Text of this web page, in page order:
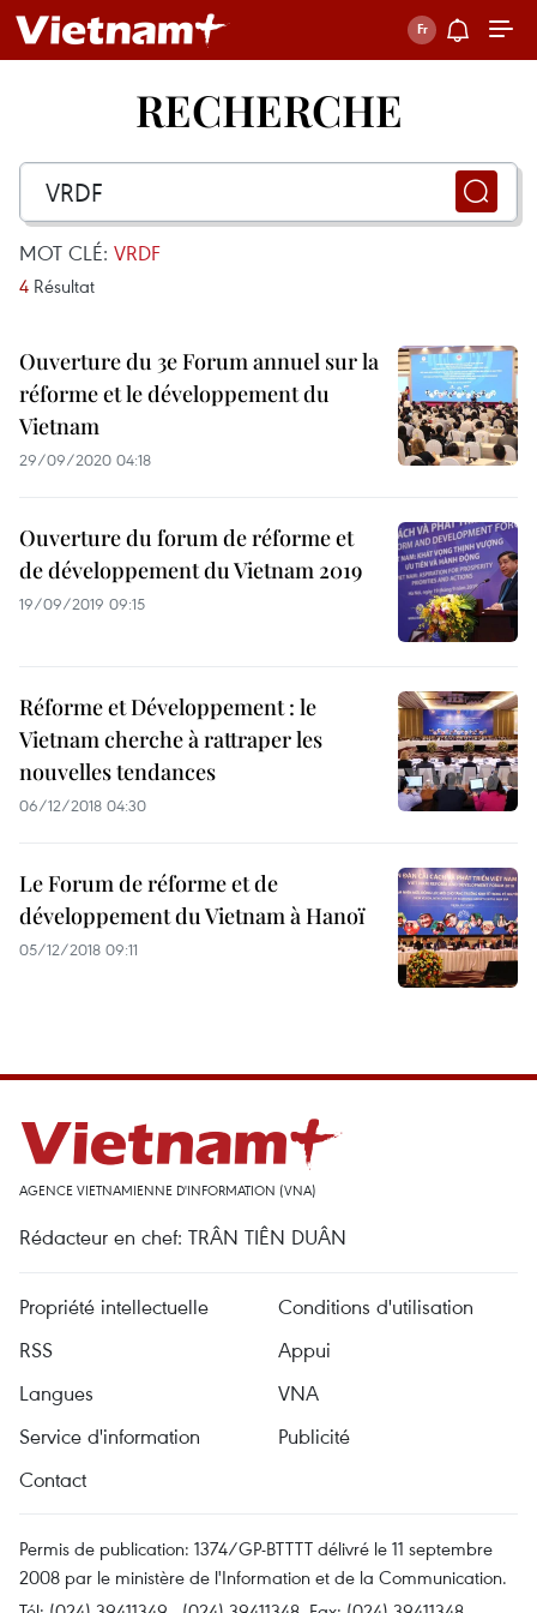
RECHERCHE
MOT CLÉ: VRDF
4 Résultat
Ouverture du 3e Forum annuel sur la
réforme et le développement du
Vietnam
29/09/2020 04:18
Ouverture du forum de réforme et
de développement du Vietnam 2019
19/09/2019 09:15
Réforme et Développement : le
Vietnam cherche à rattraper les
nouvelles tendances
06/12/2018 04:30
Le Forum de réforme et de
développement du Vietnam à Hanoï
05/12/2018 09:11
AGENCE VIETNAMIENNE D'INFORMATION (VNA)
Rédacteur en chef: TRÂN TIÊN DUÂN
Propriété intellectuelle
Conditions d'utilisation
RSS
Appui
Langues
VNA
Service d'information
Publicité
Contact
Permis de publication: 1374/GP-BTTTT délivré le 11 septembre
2008 par le ministère de l'Information et de la Communication.